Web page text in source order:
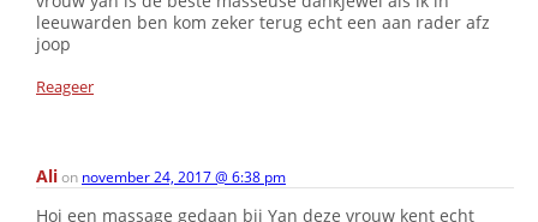
leeuwarden ben kom zeker terug echt een aan rader afz
joop
Reageer
Alion november 24, 2017 @ 6:38 pm
Hoi een massage gedaan bij Yan deze vrouw kent echt